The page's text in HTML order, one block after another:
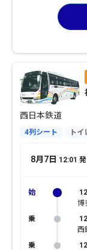
西日本鉄道
4列シート トイ
8月7日 12:01 発
博
西